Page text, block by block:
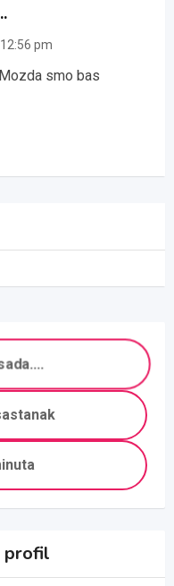
pm
smo bas
profil